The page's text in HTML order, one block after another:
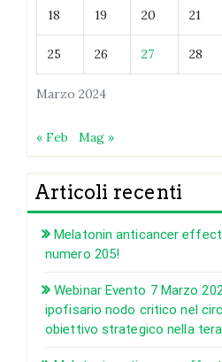
Marzo 2024
18 19 20 21
25 26 27 28
« Feb Mag »
Articoli recenti
Melatonin anticancer
numero 205!
Webinar Evento 7 Marzo
ipofisario nodo critico nel
obiettivo strategico nella